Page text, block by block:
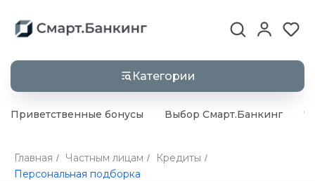
Категории
Приветственные бонусы Выбор Смарт.Банкинг
Главная / Частным лицам / Кредиты /
Персональная подборка